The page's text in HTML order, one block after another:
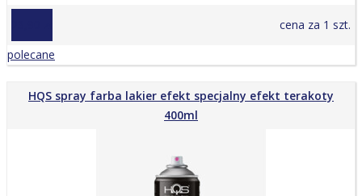
cena za 1 szt.
polecane
HQS spray farba lakier efekt specjalny efekt terakoty
400ml